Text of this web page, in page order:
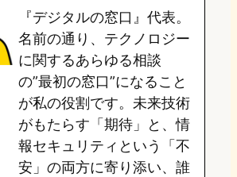
o
n
k
o
o
k
a
『デジタルの窓口』代表。
名前の通り、テクノロジー
に関するあらゆる相談
の”最初の窓口”になること
が私の役割です。未来技術
がもたらす「期待」と、情
報セキュリティという「不
安」の両方に寄り添い、誰